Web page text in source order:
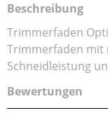
Beschreibung
Trimmerfaden
Trimmerfaden mit
Schneidleistung
Bewertungen